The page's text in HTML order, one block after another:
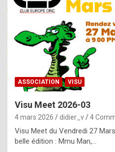
e
l
ASSOCIATION VISU
Visu Meet 2026-03
4 mars 2026 didier_v 4
Visu Meet du Vendredi 27
belle édition : Mmu Man,…